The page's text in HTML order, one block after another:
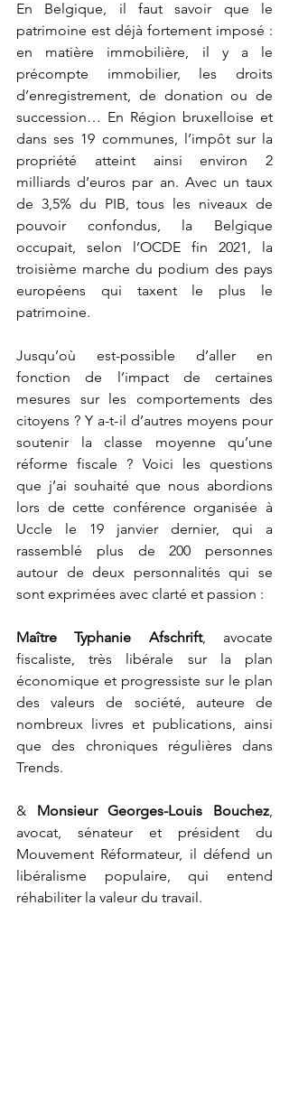
En Belgique, il faut savoir que le
patrimoine est déjà fortement imposé :
en matière immobilière, il y a le
précompte immobilier, les droits
d’enregistrement, de donation ou de
succession… En Région bruxelloise et
dans ses 19 communes, l’impôt sur la
propriété atteint ainsi environ 2
milliards d’euros par an. Avec un taux
de 3,5% du PIB, tous les niveaux de
pouvoir confondus, la Belgique
occupait, selon l’OCDE fin 2021, la
troisième marche du podium des pays
européens qui taxent le plus le
patrimoine.
Jusqu’où est-possible d’aller en
fonction de l’impact de certaines
mesures sur les comportements des
citoyens ? Y a-t-il d’autres moyens pour
soutenir la classe moyenne qu’une
réforme fiscale ? Voici les questions
que j’ai souhaité que nous abordions
lors de cette conférence organisée à
Uccle le 19 janvier dernier, qui a
rassemblé plus de 200 personnes
autour de deux personnalités qui se
sont exprimées avec clarté et passion :
Maître Typhanie Afschrift, avocate
fiscaliste, très libérale sur la plan
économique et progressiste sur le plan
des valeurs de société, auteure de
nombreux livres et publications, ainsi
que des chroniques régulières dans
Trends.
& Monsieur Georges-Louis Bouchez,
avocat, sénateur et président du
Mouvement Réformateur, il défend un
libéralisme populaire, qui entend
réhabiliter la valeur du travail.